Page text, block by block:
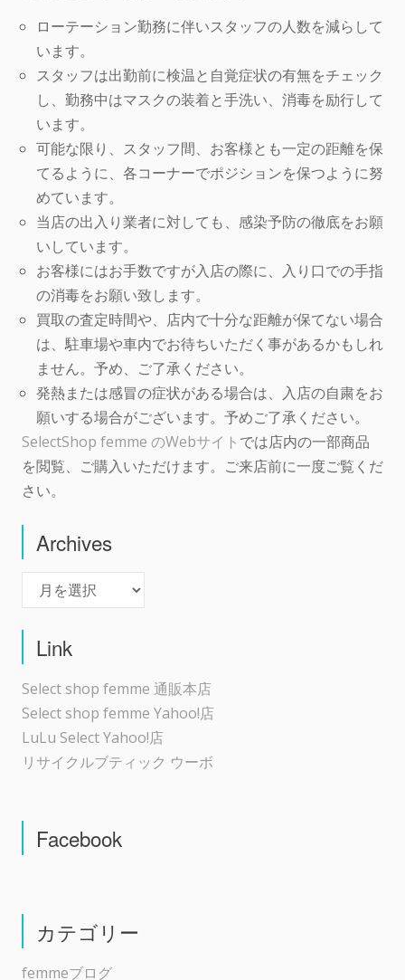
ローテーション勤務に伴いスタッフの人数を減らして
います。
スタッフは出勤前に検温と自覚症状の有無をチェック
し、勤務中はマスクの装着と手洗い、消毒を励行して
います。
可能な限り、スタッフ間、お客様とも一定の距離を保
てるように、各コーナーでポジションを保つように努
めています。
当店の出入り業者に対しても、感染予防の徹底をお願
いしています。
お客様にはお手数ですが入店の際に、入り口での手指
の消毒をお願い致します。
買取の査定時間や、店内で十分な距離が保てない場合
は、駐車場や車内でお待ちいただく事があるかもしれ
ません。予め、ご了承ください。
発熱または感冒の症状がある場合は、入店の自粛をお
願いする場合がございます。予めご了承ください。
SelectShop femme のWebサイト では店内の一部商品
を閲覧、ご購入いただけます。ご来店前に一度ご覧くだ
さい。
Archives
Link
Select shop femme 通販本店
Select shop femme Yahoo!店
LuLu Select Yahoo!店
リサイクルブティック ウーボ
Facebook
カテゴリー
femmeブログ